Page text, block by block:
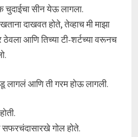
चुदाईचा सीन येऊ लागला.
दाखवत होते, तेव्हाच मी माझा
ठेवला आणि तिच्या टी-शर्टच्या वरूनच
लागलं आणि ती गरम होऊ लागली.
गोल होते.